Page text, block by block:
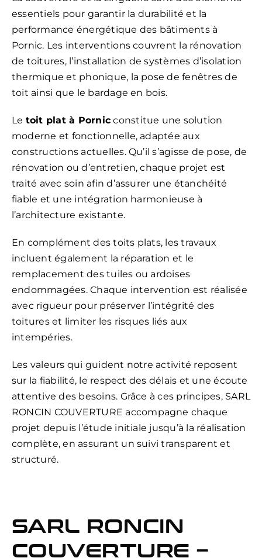
essentiels pour garantir la durabilité et la
performance énergétique des bâtiments à
Pornic. Les interventions couvrent la rénovation
de toitures, l’installation de systèmes d’isolation
thermique et phonique, la pose de fenêtres de
toit ainsi que le bardage en bois.
Le toit plat à Pornic constitue une solution
moderne et fonctionnelle, adaptée aux
constructions actuelles. Qu’il s’agisse de pose, de
rénovation ou d’entretien, chaque projet est
traité avec soin afin d’assurer une étanchéité
fiable et une intégration harmonieuse à
l’architecture existante.
En complément des toits plats, les travaux
incluent également la réparation et le
remplacement des tuiles ou ardoises
endommagées. Chaque intervention est réalisée
avec rigueur pour préserver l’intégrité des
toitures et limiter les risques liés aux
intempéries.
Les valeurs qui guident notre activité reposent
sur la fiabilité, le respect des délais et une écoute
attentive des besoins. Grâce à ces principes, SARL
RONCIN COUVERTURE accompagne chaque
projet depuis l’étude initiale jusqu’à la réalisation
complète, en assurant un suivi transparent et
structuré.
SARL RONCIN
COUVERTURE –